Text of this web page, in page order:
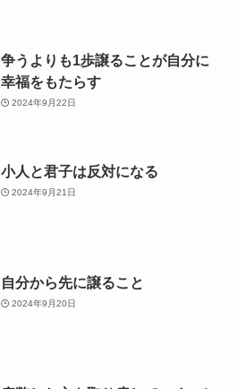
争うよりも1歩譲ることが自分に
幸福をもたらす
2024年9月22日
小人と君子は反対になる
2024年9月21日
自分から先に譲ること
2024年9月20日